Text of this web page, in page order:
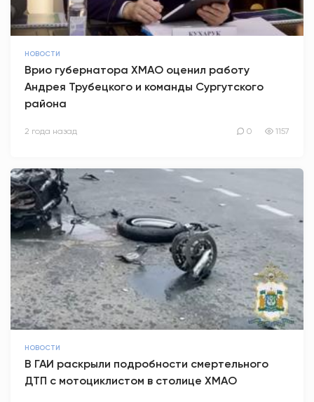
НОВОСТИ
Врио губернатора ХМАО оценил работу
Андрея Трубецкого и команды Сургутского
района
2 года назад 0 1157
НОВОСТИ
В ГАИ раскрыли подробности смертельного
ДТП с мотоциклистом в столице ХМАО